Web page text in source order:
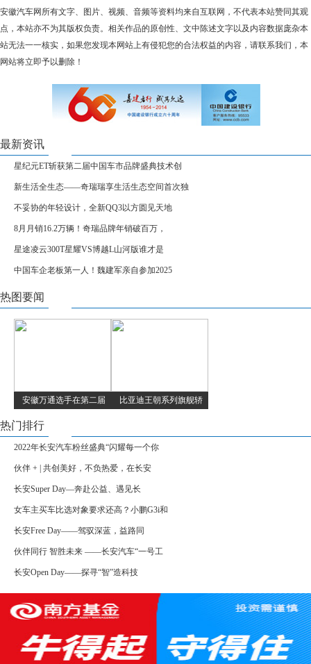
安徽汽车网所有文字、图片、视频、音频等资料均来自互联网，不代表本站赞同其观
点，本站亦不为其版权负责。相关作品的原创性、文中陈述文字以及内容数据庞杂本
站无法一一核实，如果您发现本网站上有侵犯您的合法权益的内容，请联系我们，本
网站将立即予以删除！
最新资讯
星纪元ET斩获第二届中国车市品牌盛典技术创
新生活全生态——奇瑞瑞享生活生态空间首次独
不妥协的年轻设计，全新QQ3以方圆见天地
8月月销16.2万辆！奇瑞品牌年销破百万，
星途凌云300T星耀VS博越L山河版谁才是
中国车企老板第一人！魏建军亲自参加2025
热图要闻
安徽万通选手在第二届 比亚迪王朝系列旗舰轿
热门排行
2022年长安汽车粉丝盛典“闪耀每一个你
伙伴 + | 共创美好，不负热爱，在长安
长安Super Day—奔赴公益、遇见长
女车主买车比选对象要求还高？小鹏G3i和
长安Free Day——驾驭深蓝，益路同
伙伴同行 智胜未来 ——长安汽车“一号工
长安Open Day——探寻“智”造科技